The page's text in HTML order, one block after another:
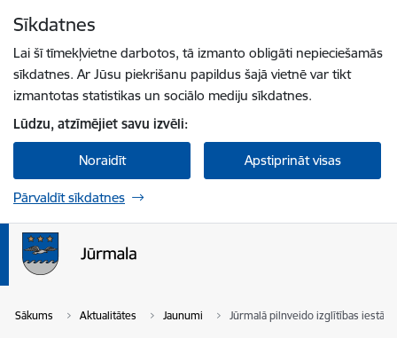
Sīkdatnes
Lai šī tīmekļvietne darbotos, tā izmanto obligāti nepieciešamās
sīkdatnes. Ar Jūsu piekrišanu papildus šajā vietnē var tikt
izmantotas statistikas un sociālo mediju sīkdatnes.
Lūdzu, atzīmējiet savu izvēli:
Noraidīt Apstiprināt visas
Pārvaldīt sīkdatnes
Sākums Aktualitātes Jaunumi Jūrmalā pilnveido izglītības